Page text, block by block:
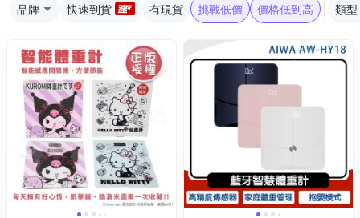
品牌 快速到貨 有現貨 挑戰低價 價格低到高 類型